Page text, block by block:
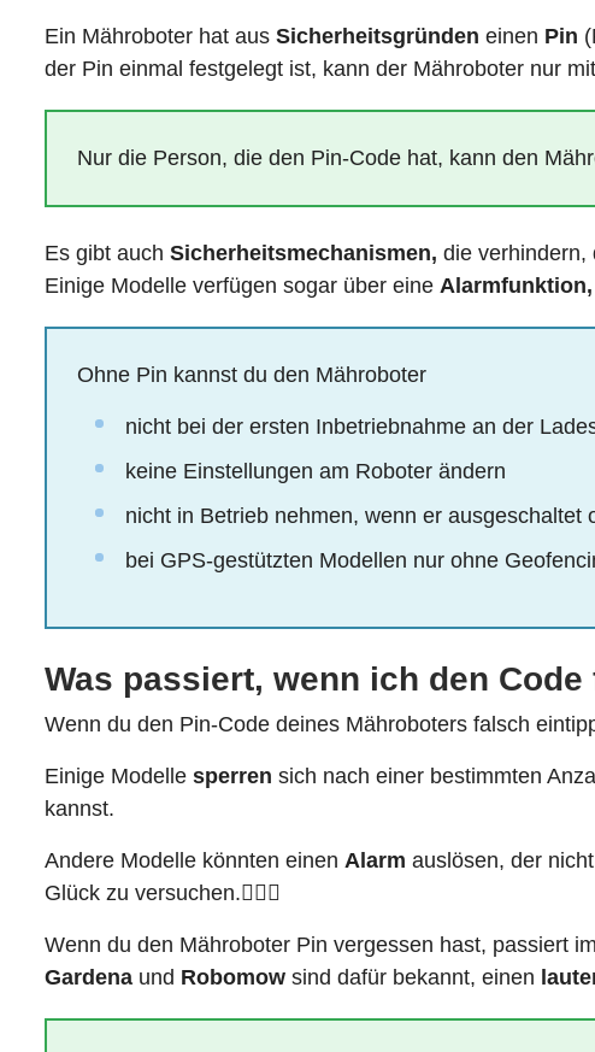
Ein Mähroboter hat aus Sicherheitsgründen einen Pin
der Pin einmal festgelegt ist, kann der Mähroboter nur
Nur die Person, die den Pin-Code hat, kann den
Es gibt auch Sicherheitsmechanismen, die verhindern,
Einige Modelle verfügen sogar über eine Alarmfunktion,
Ohne Pin kannst du den Mähroboter
nicht bei der ersten Inbetriebnahme an der
keine Einstellungen am Roboter ändern
nicht in Betrieb nehmen, wenn er ausgeschaltet
bei GPS-gestützten Modellen nur ohne
Was passiert, wenn ich den
Wenn du den Pin-Code deines Mähroboters falsch
Einige Modelle sperren sich nach einer bestimmten
kannst.
Andere Modelle könnten einen Alarm auslösen, der
Glück zu versuchen.😵‍💫🚨
Wenn du den Mähroboter Pin vergessen hast, passiert
Gardena und Robomow sind dafür bekannt, einen